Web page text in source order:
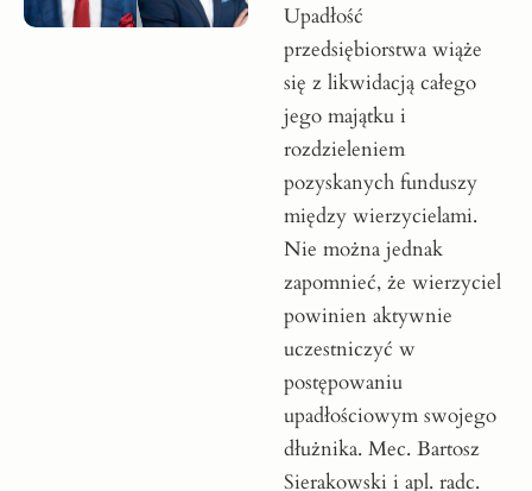
Upadłość
przedsiębiorstwa wiąże
się z likwidacją całego
jego majątku i
rozdzieleniem
pozyskanych funduszy
między wierzycielami.
Nie można jednak
zapomnieć, że wierzyciel
powinien aktywnie
uczestniczyć w
postępowaniu
upadłościowym swojego
dłużnika. Mec. Bartosz
Sierakowski i apl. radc.